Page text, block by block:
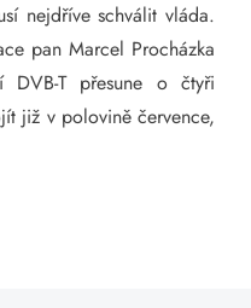
nejdříve schválit vláda.
pan Marcel Procházka
T přesune o čtyři
již v polovině července,